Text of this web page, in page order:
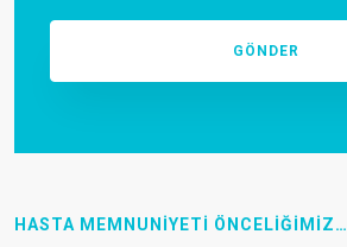
HASTA MEMNUNİYETİ ÖNCELİĞİMİZ…